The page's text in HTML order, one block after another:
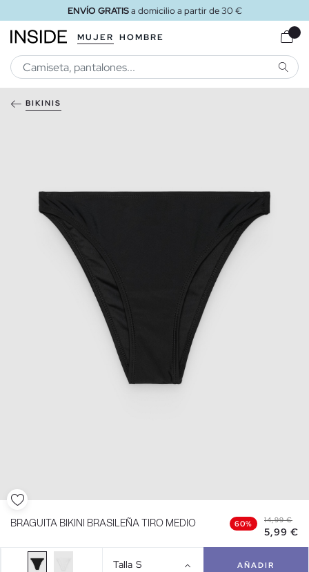
ENVÍO GRATISa domicilio a partir de 30 €
MUJER HOMBRE
BIKINIS
BRAGUITA BIKINI BRASILEÑA TIRO MEDIO 60% 14,99 €
5,99 €
Talla S AÑADIR